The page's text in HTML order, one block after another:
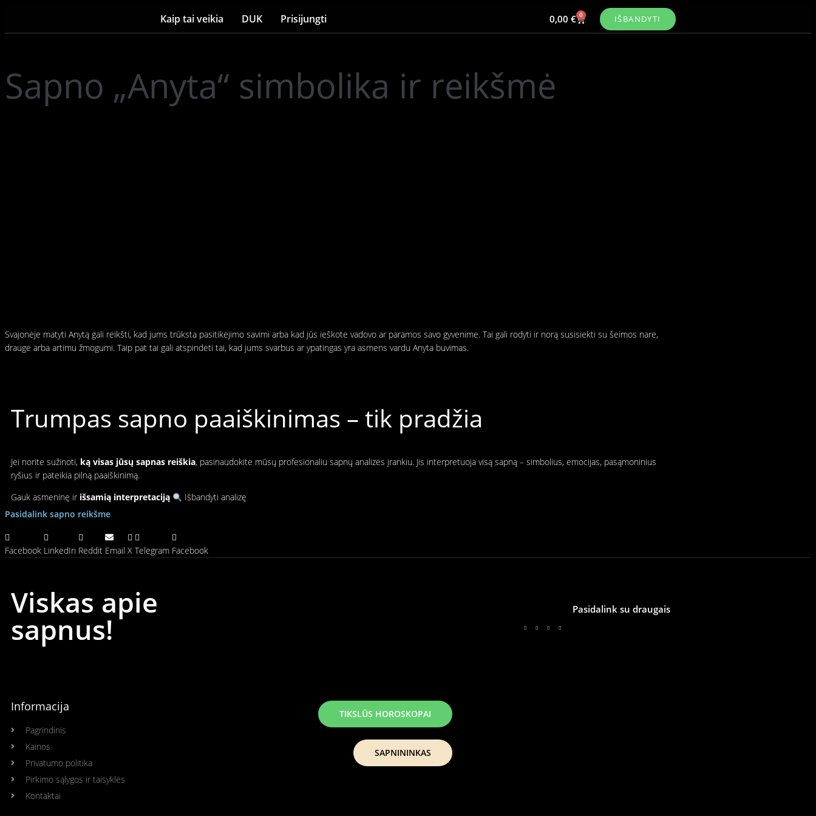
Kaip tai veikia DUK Prisijungti 0,00 € 0 IŠBANDYTI
Sapno „Anyta“ simbolika ir reikšmė
Svajonėje matyti Anytą gali reikšti, kad jums trūksta pasitikėjimo savimi arba kad jūs ieškote vadovo ar paramos savo gyvenime. Tai gali rodyti ir norą susisiekti su šeimos nare,
drauge arba artimu žmogumi. Taip pat tai gali atspindėti tai, kad jums svarbus ar ypatingas yra asmens vardu Anyta buvimas.
Trumpas sapno paaiškinimas – tik pradžia
Jei norite sužinoti, ką visas jūsų sapnas reiškia, pasinaudokite mūsų profesionaliu sapnų analizės įrankiu. Jis interpretuoja visą sapną – simbolius, emocijas, pasąmoninius
ryšius ir pateikia pilną paaiškinimą.
Gauk asmeninę ir išsamią interpretaciją
Išbandyti analizę
Pasidalink sapno reikšme
Facebook LinkedIn Reddit Email X Telegram Facebook
Viskas apie
sapnus!
Pasidalink su draugais
Informacija
Pagrindinis
Kainos
Privatumo politika
Pirkimo sąlygos ir taisyklės
Kontaktai
TIKSLŪS HOROSKOPAI
SAPNININKAS